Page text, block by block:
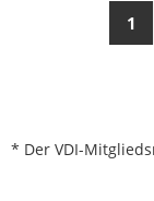
1
* Der VDI-